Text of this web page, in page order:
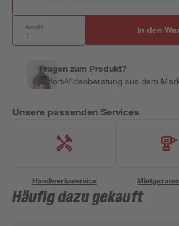
Anzahl: In den
Fragen zum Produkt?
Sofort-Videoberatung aus dem
Unsere passenden Services
Handwerksservice
Häufig dazu gekauft